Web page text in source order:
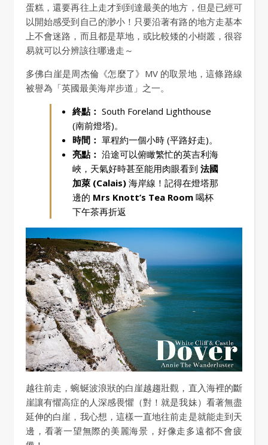
蛋糕，還要再往上走才到到達最美的地方，但是已經可
以開始感受到自己的渺小！只要沿著有路的地方走基本
上不會迷路，而且都是草地，或比較矮的小樹叢，很容
易就可以分辨該往哪邊走～
多佛白崖是周杰倫《怎麼了》MV 的取景地，這條路線
被譽為「英國最美海岸步道」之一。
終點： South Foreland Lighthouse
(南前燈塔)。
時間： 單程約一個小時 (平路好走)。
亮點： 沿途可以俯瞰繁忙的英吉利海
峽，天氣好時甚至能用肉眼看到 法國
加萊 (Calais) 海岸線！記得在燈塔那
邊的 Mrs Knott’s Tea Room 喝杯
下午茶再折返
越往前走，蜿蜒波浪狀的白崖越趨壯觀，直入海裡的斷
崖讓有懼高症的人深感畏懼（對！就是我妹）看著無盡
延伸的白崖，我心想，這樣一直地往前走是就能走到天
邊，看著一望無際的美麗海景，好像走多遠都不會疲